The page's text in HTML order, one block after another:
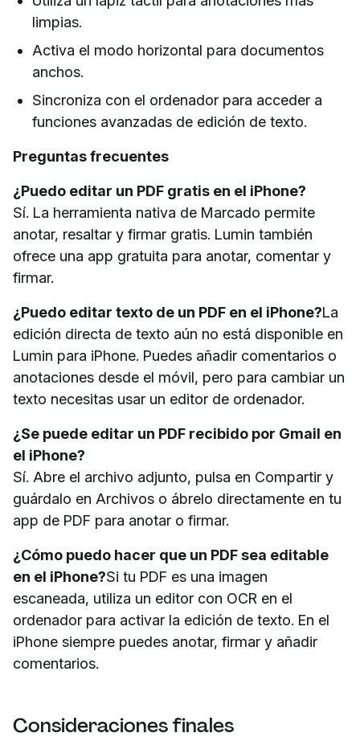
limpias.
Activa el modo horizontal para documentos
anchos.
Sincroniza con el ordenador para acceder a
funciones avanzadas de edición de texto.
Preguntas frecuentes
¿Puedo editar un PDF gratis en el iPhone?
Sí. La herramienta nativa de Marcado permite
anotar, resaltar y firmar gratis. Lumin también
ofrece una app gratuita para anotar, comentar y
firmar.
¿Puedo editar texto de un PDF en el iPhone?La
edición directa de texto aún no está disponible en
Lumin para iPhone. Puedes añadir comentarios o
anotaciones desde el móvil, pero para cambiar un
texto necesitas usar un editor de ordenador.
¿Se puede editar un PDF recibido por Gmail en
el iPhone?
Sí. Abre el archivo adjunto, pulsa en Compartir y
guárdalo en Archivos o ábrelo directamente en tu
app de PDF para anotar o firmar.
¿Cómo puedo hacer que un PDF sea editable
en el iPhone?Si tu PDF es una imagen
escaneada, utiliza un editor con OCR en el
ordenador para activar la edición de texto. En el
iPhone siempre puedes anotar, firmar y añadir
comentarios.
Consideraciones finales